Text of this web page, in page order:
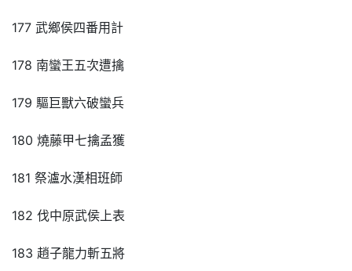
177 武鄉侯四番用計
178 南蠻王五次遭擒
179 驅巨獸六破蠻兵
180 燒藤甲七擒孟獲
181 祭瀘水漢相班師
182 伐中原武侯上表
183 趙子龍力斬五將